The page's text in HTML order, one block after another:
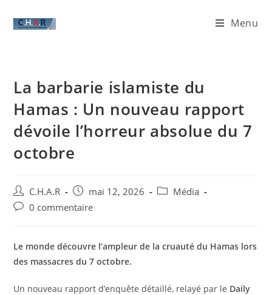
Menu
​La barbarie islamiste du
Hamas : Un nouveau rapport
dévoile l’horreur absolue du 7
octobre
C.H.A.R mai 12, 2026
Média
0 commentaire
Le monde découvre l’ampleur de la cruauté du Hamas lors
des massacres du 7 octobre.
Un nouveau rapport d’enquête détaillé, relayé par le Daily